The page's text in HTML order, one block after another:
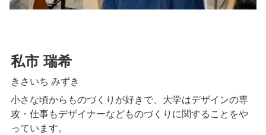
私市 瑞希
きさいち みずき
小さな頃からものづくりが好きで、大学はデザインの専
攻・仕事もデザイナーなどものづくりに関することをや
っています。